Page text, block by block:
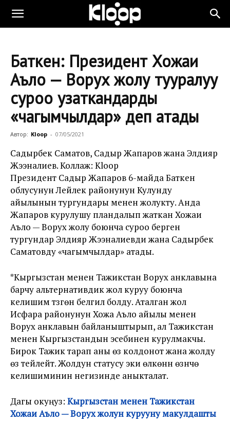
Баткен: Президент Хожаи
Аъло — Ворух жолу тууралуу
суроо узаткандарды
«чагымчылдар» деп атады
Автор: Kloop - 07/05/2021
Садырбек Саматов, Садыр Жапаров жана Элдияр
Жээналиев. Коллаж: Kloop
Президент Садыр Жапаров 6-майда Баткен
облусунун Лейлек районунун Кулунду
айылынын тургундары менен жолукту. Анда
Жапаров курулушу пландалып жаткан Хожаи
Аъло — Ворух жолу боюнча суроо берген
тургундар Элдияр Жээналиевди жана Садырбек
Саматовду «чагымчылдар» атады.
*Кыргызстан менен Тажикстан Ворух анклавына
барчу альтернативдик жол куруу боюнча
келишим түзгөнү белгилүү болду. Аталган жол
Исфара районунун Хожа Аъло айылы менен
Ворух анклавын байланыштырып, ал Тажикстан
менен Кыргызстандын эсебинен курулмакчы.
Бирок Тажик тарап аны өзү колдонот жана жолду
өзү тейлейт. Жолдун статусу эки өлкөнүн өзүнчө
келишиминин негизинде аныкталат.
Дагы окуңуз: Кыргызстан менен Тажикстан
Хожаи Аъло — Ворух жолун курууну макулдашты